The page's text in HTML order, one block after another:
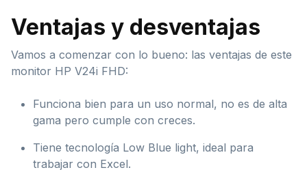
Ventajas y desventajas
Vamos a comenzar con lo bueno: las ventajas de este
monitor HP V24i FHD:
Funciona bien para un uso normal, no es de alta
gama pero cumple con creces.
Tiene tecnología Low Blue light, ideal para
trabajar con Excel.